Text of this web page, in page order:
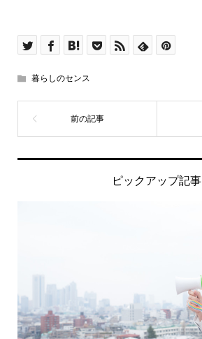
暮らしのセンス
ピックアップ記事